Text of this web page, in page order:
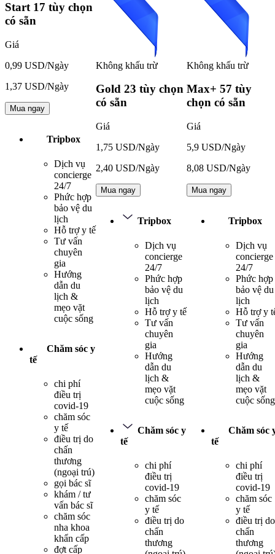
Start 17 tùy chọn
có sẵn
Giá
0,99 USD/Ngày
1,37 USD/Ngày
Mua ngay
Tripbox
Dịch vụ
concierge
24/7
Phức hợp
bảo vệ du
lịch
Hỗ trợ y tế
Tư vấn
chuyên
gia
Hướng
dẫn du
lịch &
mẹo vặt
cuộc sống
Chăm sóc y
tế
chi phí
điều trị
covid-19
chăm sóc
y tế
điều trị do
chấn
thương
(ngoại trú)
gọi bác sĩ
khám / tư
vấn bác sĩ
chăm sóc
nha khoa
khẩn cấp
đợt cấp
Không khấu trừ
Gold 23 tùy chọn
có sẵn
Giá
1,75 USD/Ngày
2,40 USD/Ngày
Mua ngay
Tripbox
Dịch vụ
concierge
24/7
Phức hợp
bảo vệ du
lịch
Hỗ trợ y tế
Tư vấn
chuyên
gia
Hướng
dẫn du
lịch &
mẹo vặt
cuộc sống
Chăm sóc y
tế
chi phí
điều trị
covid-19
chăm sóc
y tế
điều trị do
chấn
thương
Không khấu trừ
Max+ 57 tùy
chọn có sẵn
Giá
5,9 USD/Ngày
8,08 USD/Ngày
Mua ngay
Tripbox
Dịch vụ
concierge
24/7
Phức hợp
bảo vệ du
lịch
Hỗ trợ y
Tư vấn
chuyên
gia
Hướng
dẫn du
lịch &
mẹo vặt
cuộc sống
Chăm sóc
tế
chi phí
điều trị
covid-19
chăm sóc
y tế
điều trị do
chấn
thương